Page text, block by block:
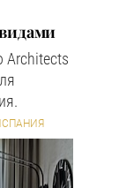
Architects